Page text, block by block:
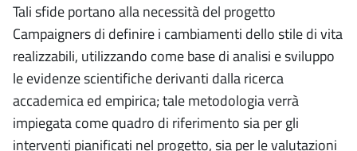
Tali sfide portano alla necessità del progetto
Campaigners di definire i cambiamenti dello stile di vita
realizzabili, utilizzando come base di analisi e sviluppo
le evidenze scientifiche derivanti dalla ricerca
accademica ed empirica; tale metodologia verrà
impiegata come quadro di riferimento sia per gli
interventi pianificati nel progetto, sia per le valutazioni